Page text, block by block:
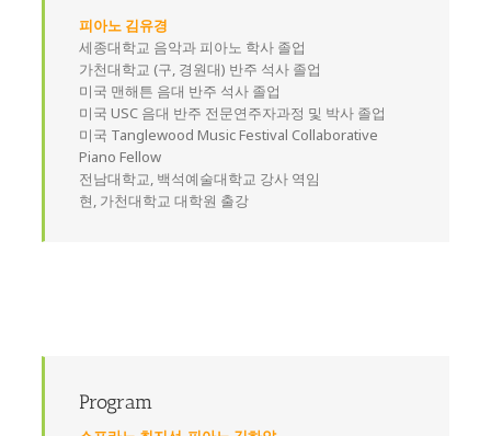
피아노 김유경
세종대학교 음악과 피아노 학사 졸업
가천대학교 (구, 경원대) 반주 석사 졸업
미국 맨해튼 음대 반주 석사 졸업
미국 USC 음대 반주 전문연주자과정 및 박사 졸업
미국 Tanglewood Music Festival Collaborative
Piano Fellow
전남대학교, 백석예술대학교 강사 역임
현, 가천대학교 대학원 출강
Program